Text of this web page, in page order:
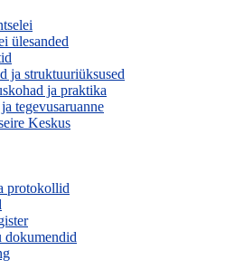
ülesanded
ja struktuuriüksused
ja praktika
tegevusaruanne
Keskus
protokollid